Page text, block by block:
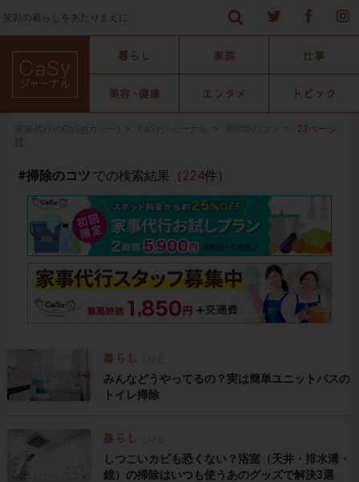
笑顔の暮らしをあたりまえに
23ページ
目
#掃除のコツ での検索結果（ 224件）
みんなどうやってるの？実は簡単ユニットバスの
トイレ掃除
しつこいカビも恐くない？浴室（天井・排水溝・
鏡）の掃除はいつも使うあのグッズで解決3選